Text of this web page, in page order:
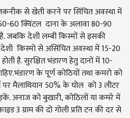
60 क्विंटल दाना के अलावा 80-90
है. जबकि देशी लम्बी किस्मों से इसकी
किस्मो से असिंचित अवस्था में 15-20
है. सुरक्षित भंडारण हेतु दानों में 10-
के पूर्ण कोठियों तथा कमरो को
मैलाथियान 50% के घोल को 3 लीटर
अनाज को बुखारी, कोठिलों या कमरे में
3 ग्राम की दो गोली प्रति टन की दर से